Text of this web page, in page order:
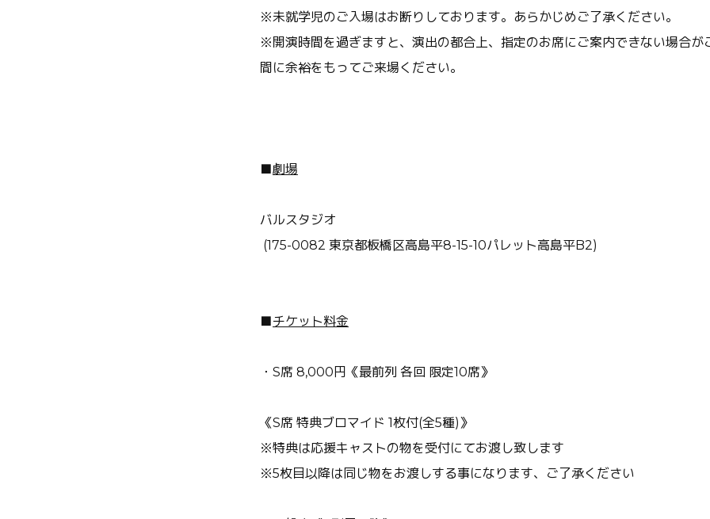
※未就学児のご入場はお断りしております。あらかじめご了承ください。
※開演時間を過ぎますと、演出の都合上、指定のお席にご案内できない場合が
間に余裕をもってご来場ください。
■劇場
バルスタジオ
(175-0082 東京都板橋区高島平8-15-10パレット高島平B2)
■チケット料金
・S席 8,000円《最前列 各回 限定10席》
《S席 特典ブロマイド 1枚付(全5種)》
※特典は応援キャストの物を受付にてお渡し致します
※5枚目以降は同じ物をお渡しする事になります、ご了承ください